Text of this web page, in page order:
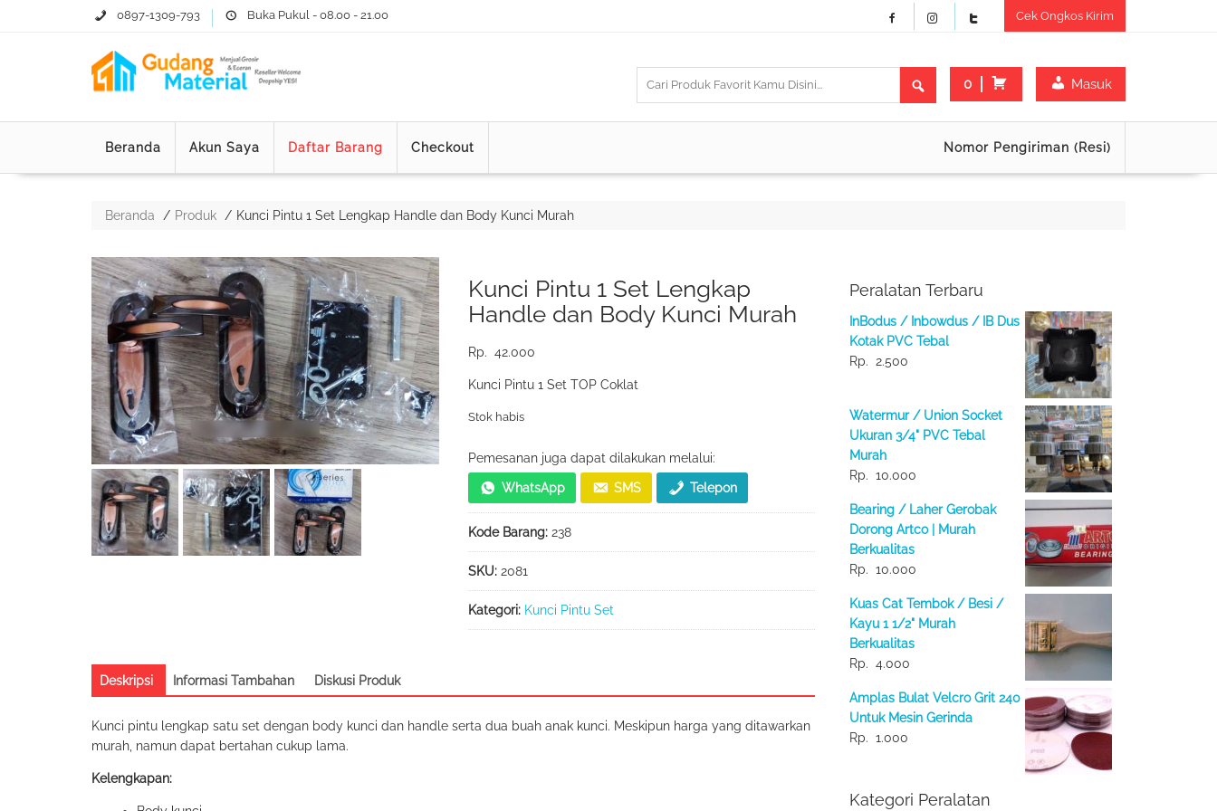
0897-1309-793 Buka Pukul - 08.00 - 21.00 Cek Ongkos Kirim
0 Masuk
Beranda Akun Saya Daftar Barang Checkout Nomor Pengiriman (Resi)
Beranda Produk Kunci Pintu 1 Set Lengkap Handle dan Body Kunci Murah
Kunci Pintu 1 Set Lengkap
Handle dan Body Kunci Murah
Rp. 42.000
Kunci Pintu 1 Set TOP Coklat
Stok habis
Pemesanan juga dapat dilakukan melalui:
WhatsApp SMS Telepon
Kode Barang: 238
SKU: 2081
Kategori: Kunci Pintu Set
Deskripsi Informasi Tambahan Diskusi Produk
Kunci pintu lengkap satu set dengan body kunci dan handle serta dua buah anak kunci. Meskipun harga yang ditawarkan
murah, namun dapat bertahan cukup lama.
Kelengkapan:
Peralatan Terbaru
InBodus / Inbowdus / IB Dus
Kotak PVC Tebal
Rp. 2.500
Watermur / Union Socket
Ukuran 3/4" PVC Tebal
Murah
Rp. 10.000
Bearing / Laher Gerobak
Dorong Artco | Murah
Berkualitas
Rp. 10.000
Kuas Cat Tembok / Besi /
Kayu 1 1/2" Murah
Berkualitas
Rp. 4.000
Amplas Bulat Velcro Grit 240
Untuk Mesin Gerinda
Rp. 1.000
Kategori Peralatan